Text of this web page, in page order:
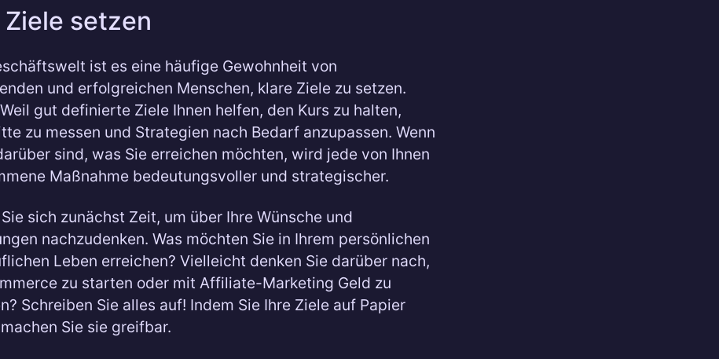
Ziele setzen
ist es eine häufige Gewohnheit von
und erfolgreichen Menschen, klare Ziele zu setzen.
gut definierte Ziele Ihnen helfen, den Kurs zu halten,
zu messen und Strategien nach Bedarf anzupassen. Wenn
sind, was Sie erreichen möchten, wird jede von Ihnen
Maßnahme bedeutungsvoller und strategischer.
sich zunächst Zeit, um über Ihre Wünsche und
nachzudenken. Was möchten Sie in Ihrem persönlichen
Leben erreichen? Vielleicht denken Sie darüber nach,
zu starten oder mit Affiliate-Marketing Geld zu
Schreiben Sie alles auf! Indem Sie Ihre Ziele auf Papier
Sie sie greifbar.